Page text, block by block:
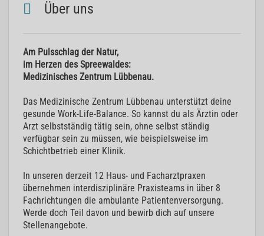
Über uns
Am Pulsschlag der Natur,
im Herzen des Spreewaldes:
Medizinisches Zentrum Lübbenau.
Das Medizinische Zentrum Lübbenau unterstützt deine
gesunde Work-Life-Balance. So kannst du als Ärztin oder
Arzt selbstständig tätig sein, ohne selbst ständig
verfügbar sein zu müssen, wie beispielsweise im
Schichtbetrieb einer Klinik.
In unseren derzeit 12 Haus- und Facharztpraxen
übernehmen interdisziplinäre Praxisteams in über 8
Fachrichtungen die ambulante Patientenversorgung.
Werde doch Teil davon und bewirb dich auf unsere
Stellenangebote.